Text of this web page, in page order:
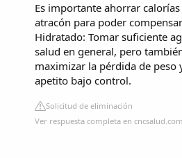
Es importante ahorrar
atracón para poder
Hidratado: Tomar suficiente
salud en general, pero
maximizar la pérdida de peso
apetito bajo control.
Solicitud de eliminación
Ver respuesta completa en cncsalud.com